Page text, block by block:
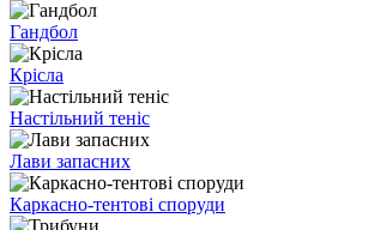
Гандбол
Крісла
Настільний теніс
Лави запасних
Каркасно-тентові споруди